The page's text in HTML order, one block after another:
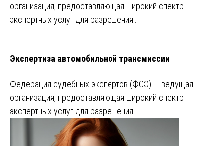
организация, предоставляющая широкий спектр
экспертных услуг для разрешения…
Экспертиза автомобильной трансмиссии
Федерация судебных экспертов (ФСЭ) — ведущая
организация, предоставляющая широкий спектр
экспертных услуг для разрешения…